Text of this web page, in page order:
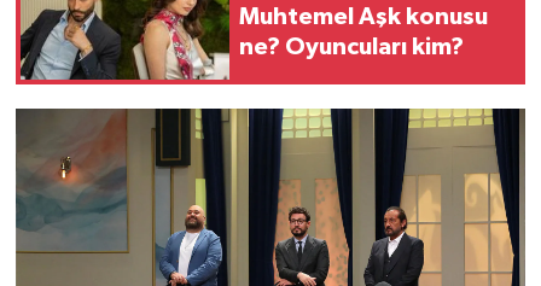
Muhtemel Aşk konusu
ne? Oyuncuları kim?